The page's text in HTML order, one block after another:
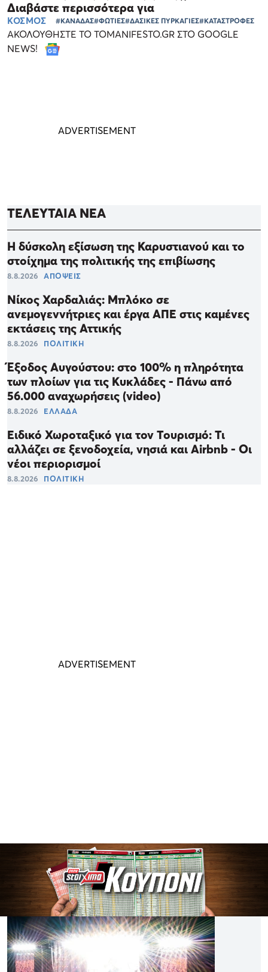
Διαβάστε περισσότερα για
ΚΟΣΜΟΣ #ΚΑΝΑΔΑΣ#ΦΩΤΙΕΣ#ΔΑΣΙΚΕΣ ΠΥΡΚΑΓΙΕΣ#ΚΑΤΑΣΤΡΟΦΕΣ
ΑΚΟΛΟΥΘΗΣΤΕ ΤΟ TOMANIFESTO.GR ΣΤΟ GOOGLE
NEWS!
ΤΕΛΕΥΤΑΙΑ ΝΕΑ
Η δύσκολη εξίσωση της Καρυστιανού και το
στοίχημα της πολιτικής της επιβίωσης
8.8.2026 ΑΠΟΨΕΙΣ
Νίκος Χαρδαλιάς: Μπλόκο σε
ανεμογεννήτριες και έργα ΑΠΕ στις καμένες
εκτάσεις της Αττικής
8.8.2026 ΠΟΛΙΤΙΚΗ
Έξοδος Αυγούστου: στο 100% η πληρότητα
των πλοίων για τις Κυκλάδες - Πάνω από
56.000 αναχωρήσεις (video)
8.8.2026 ΕΛΛΑΔΑ
Ειδικό Χωροταξικό για τον Τουρισμό: Τι
αλλάζει σε ξενοδοχεία, νησιά και Airbnb - Οι
νέοι περιορισμοί
8.8.2026 ΠΟΛΙΤΙΚΗ